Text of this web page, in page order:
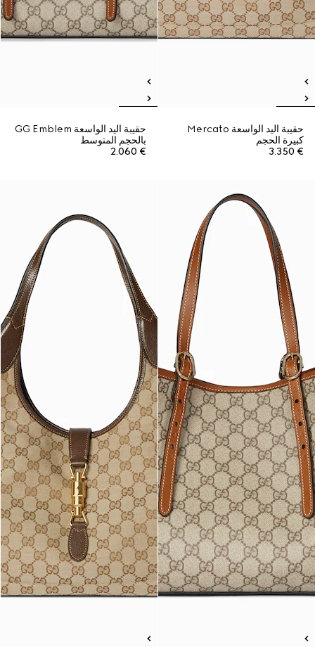
حقيبة اليد الواسعة Mercato
كبيرة الحجم
€ 3.350
حقيبة اليد الواسعة GG Emblem
بالحجم المتوسط
€ 2.060